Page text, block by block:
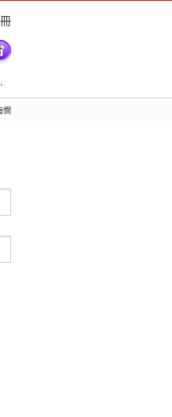
,
憫